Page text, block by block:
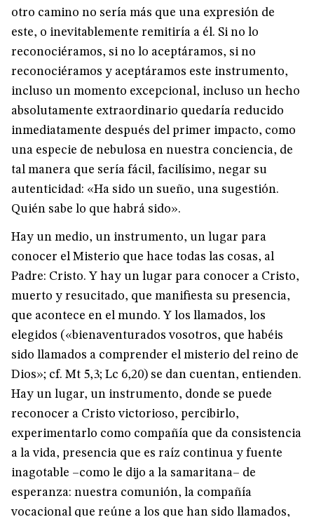
otro camino no sería más que una expresión de
este, o inevitablemente remitiría a él. Si no lo
reconociéramos, si no lo aceptáramos, si no
reconociéramos y aceptáramos este instrumento,
incluso un momento excepcional, incluso un hecho
absolutamente extraordinario quedaría reducido
inmediatamente después del primer impacto, como
una especie de nebulosa en nuestra conciencia, de
tal manera que sería fácil, facilísimo, negar su
autenticidad: «Ha sido un sueño, una sugestión.
Quién sabe lo que habrá sido».
Hay un medio, un instrumento, un lugar para
conocer el Misterio que hace todas las cosas, al
Padre: Cristo. Y hay un lugar para conocer a Cristo,
muerto y resucitado, que manifiesta su presencia,
que acontece en el mundo. Y los llamados, los
elegidos («bienaventurados vosotros, que habéis
sido llamados a comprender el misterio del reino de
Dios»; cf. Mt 5,3; Lc 6,20) se dan cuentan, entienden.
Hay un lugar, un instrumento, donde se puede
reconocer a Cristo victorioso, percibirlo,
experimentarlo como compañía que da consistencia
a la vida, presencia que es raíz continua y fuente
inagotable –como le dijo a la samaritana– de
esperanza: nuestra comunión, la compañía
vocacional que reúne a los que han sido llamados,